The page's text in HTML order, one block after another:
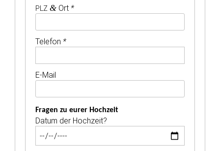
PLZ & Ort *
Telefon *
E‑Mail
Fragen zu eurer Hochzeit
Datum der Hochzeit?